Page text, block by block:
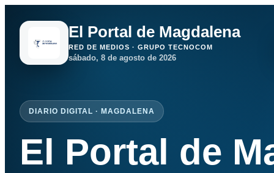
El Portal de Magdalena
RED DE MEDIOS · GRUPO TECNOCOM
sábado, 8 de agosto de 2026
DIARIO DIGITAL · MAGDALENA
El Portal de